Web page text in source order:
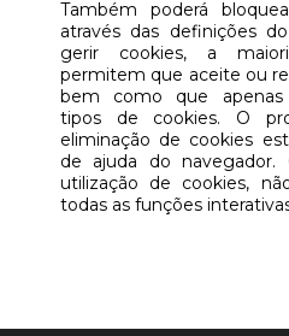
Também poderá
através das definições
gerir cookies, a
permitem que aceite ou
bem como que apenas
tipos de cookies. O
eliminação de cookies
de ajuda do navegador.
utilização de cookies,
todas as funções